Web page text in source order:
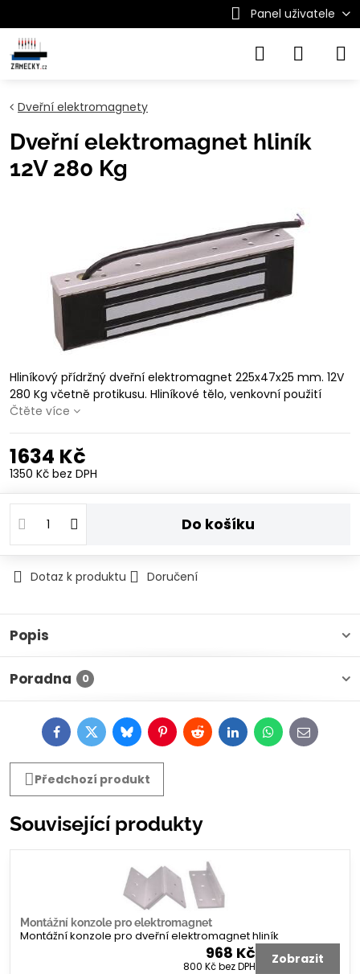
Panel uživatele
Dveřní elektromagnety
Dveřní elektromagnet hliník
12V 280 Kg
Hliníkový přídržný dveřní elektromagnet 225x47x25 mm. 12V
280 Kg včetně protikusu. Hliníkové tělo, venkovní použití
Čtěte více
1634 Kč
1350 Kč bez DPH
Do košíku
Dotaz k produktu Doručení
Popis
Poradna 0
FacebookTwitterBlueskyPinterestRedditLinkedInWhatsApp
E-
mail
Předchozí produkt
Související produkty
Montážní konzole pro elektromagnet
Montážní konzole pro dveřní elektromagnet hliník
968 Kč
800 Kčbez DPH Zobrazit